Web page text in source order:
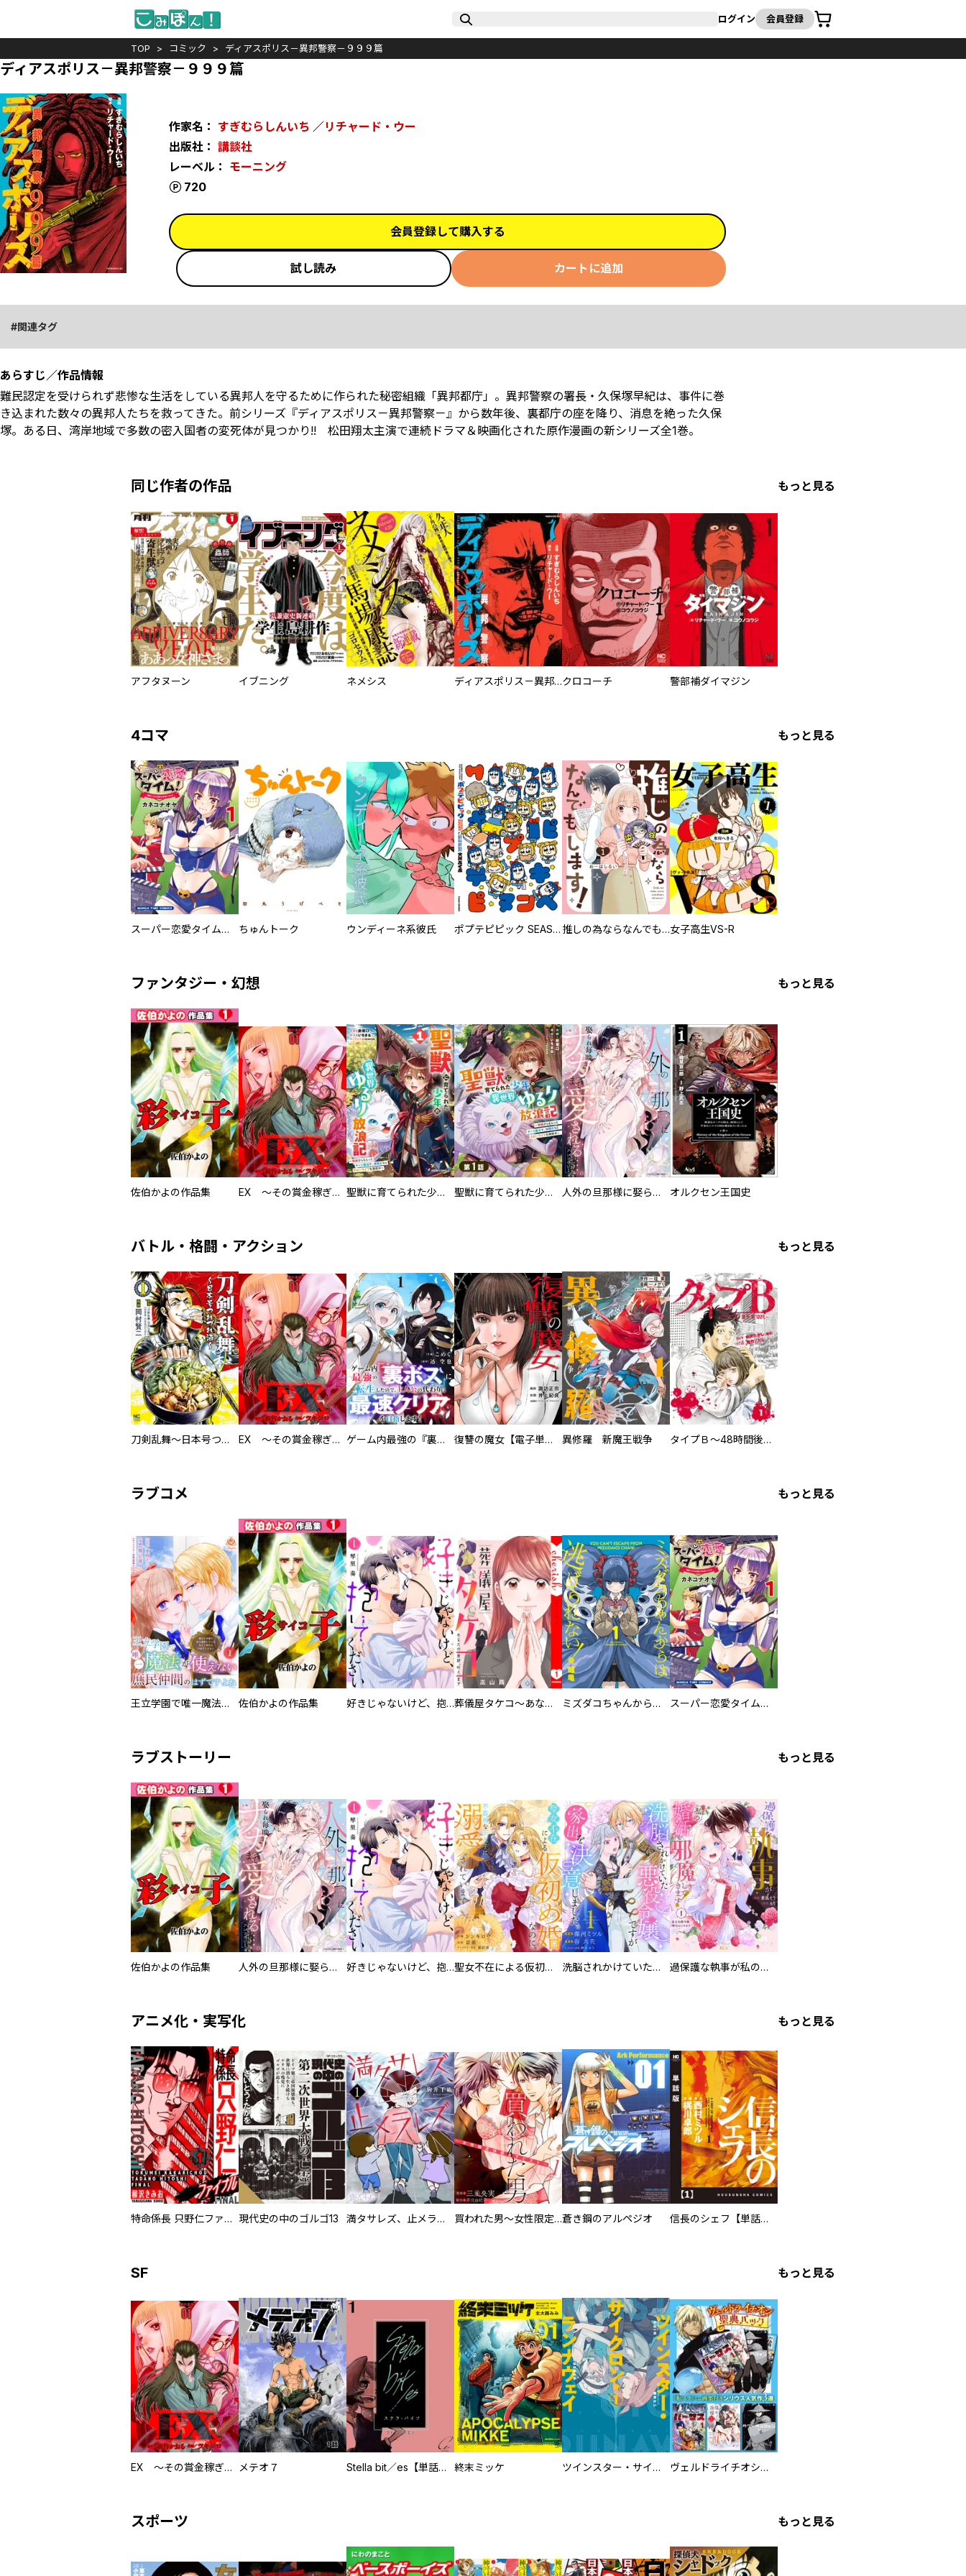
ログイン 会員登録
カート
TOP コミック ディアスポリス－異邦警察－９９９篇
ディアスポリス－異邦警察－９９９篇
作家名： すぎむらしんいち ／リチャード・ウー
出版社： 講談社
レーベル： モーニング
720
ポイント
会員登録して購入する
試し読み カートに追加
関連タグ
あらすじ／作品情報
難民認定を受けられず悲惨な生活をしている異邦人を守るために作られた秘密組織「異邦都庁」。異邦警察の署長・久保塚早紀は、事件に巻
き込まれた数々の異邦人たちを救ってきた。前シリーズ『ディアスポリス－異邦警察－』から数年後、裏都庁の座を降り、消息を絶った久保
塚。ある日、湾岸地域で多数の密入国者の変死体が見つかり――!! 松田翔太主演で連続ドラマ＆映画化された原作漫画の新シリーズ全1巻。
同じ作者の作品 もっと見る
アフタヌーン イブニング ネメシス ディアスポリス－異邦警察－クロコーチ 警部補ダイマジン
4コマ もっと見る
スーパー恋愛タイム！～現場でドＳな彼女は自宅でデレる～ ちゅんトーク ウンディーネ系彼氏 ポプテピピック SEASON EIGHT 推しの為ならなんでもします！女子高生VS-R
ファンタジー・幻想 もっと見る
佐伯かよの作品集 EX ～その賞金稼ぎは、世界の出口を探す～【単行本版】 聖獣に育てられた少年の異世界ゆるり放浪記～神様からもらったチート魔法で、仲間たちとスローライフを満喫中～ 聖獣に育てられた少年の異世界ゆるり放浪記～神様からもらったチート魔法で、仲間たちとスローライフを満喫中～【分冊版】 人外の旦那様に娶られ毎晩ナカまで愛される…。アンソロジー オルクセン王国史
バトル・格闘・アクション もっと見る
刀剣乱舞～日本号つれづれ酒～ EX ～その賞金稼ぎは、世界の出口を探す～【単行本版】 ゲーム内最強の『裏ボス』に転生したので、主人公の代わりに最速クリアを目指します！【電子単行本版】 復讐の魔女【電子単行本版】 異修羅 新魔王戦争 タイプＢ～48時間後、致死率100％～【単話】
ラブコメ もっと見る
王立学園で唯一魔法が使えない庶民仲間のはずですよね～実は王子様で私を溺愛しているなんて告白はやめてください～ 佐伯かよの作品集 好きじゃないけど、抱いてください【電子単行本版／特典おまけ付き】 葬儀屋タケコ～あなたの最期、叶えます【電子単行本版】 ミズダコちゃんからは逃げられない！ スーパー恋愛タイム！～現場でドＳな彼女は自宅でデレる～
ラブストーリー もっと見る
佐伯かよの作品集 人外の旦那様に娶られ毎晩ナカまで愛される…。アンソロジー 好きじゃないけど、抱いてください【電子単行本版／特典おまけ付き】 聖女不在による仮初め婚なのに、不器用な王太子に溺愛されています【電子単行本版／特典おまけ付き】 洗脳されかけていた悪役令嬢ですが家出を決意しました。【電子単行本版／特典おまけ付き】 過保護な執事が私の婚活を邪魔してきます！ 分冊版
アニメ化・実写化 もっと見る
特命係長 只野仁ファイナル 愛蔵版 現代史の中のゴルゴ13 満タサレズ、止メラレズ 買われた男～女性限定快感セラピスト～【描き下ろしおまけ付き特装版】蒼き鋼のアルペジオ 信長のシェフ【単話版】
SF もっと見る
EX ～その賞金稼ぎは、世界の出口を探す～【単行本版】 メテオ７ Stella bit／es【単話版】 終末ミッケ ツインスター・サイクロン・ランナウェイ ヴェルドライチオシ聖典パック 『転スラ』ミニ画集付き シリウス人気作３選
スポーツ もっと見る